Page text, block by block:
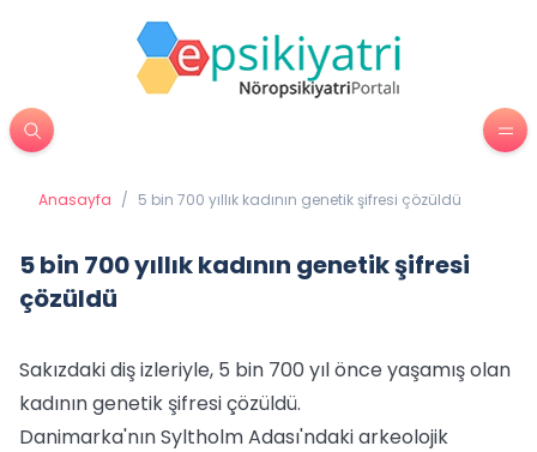
Anasayfa / 5 bin 700 yıllık kadının genetik şifresi çözüldü
5 bin 700 yıllık kadının genetik şifresi
çözüldü
Sakızdaki diş izleriyle, 5 bin 700 yıl önce yaşamış olan
kadının genetik şifresi çözüldü.
Danimarka'nın Syltholm Adası'ndaki arkeolojik